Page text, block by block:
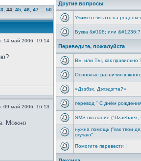
44 45 46 47 50
14 май 2006, 19:14
09 май 2006, 16:13
Можно
Другие вопросы
Учимся считать на родном
Буква &#198; или &#1236;?
Переведите, пожалуйста
ВЫ или ТЫ, как правильно
Основные различия
«Дзэбэх. Дэхэдэгта?»
перевод " С днём
SMS-послание
нужна помощь ("как твои
скучаю"
Помогите перевести !